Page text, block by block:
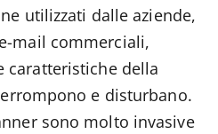
utilizzati dalle aziende,
mail commerciali,
caratteristiche della
e disturbano.
sono molto invasive